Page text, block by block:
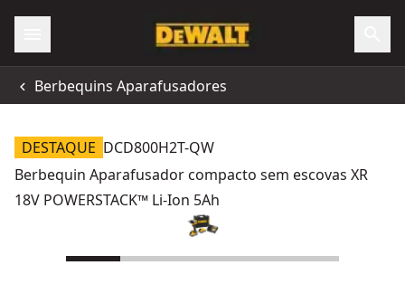
Berbequins Aparafusadores
DESTAQUE DCD800H2T-QW
Berbequin Aparafusador compacto sem escovas XR
18V POWERSTACK™ Li-Ion 5Ah